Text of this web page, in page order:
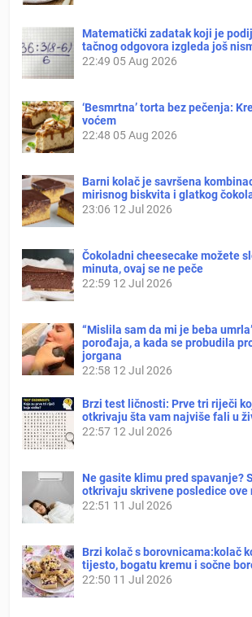
Matematički zadatak koji je
tačnog odgovora izgleda još
22:49 05 Aug 2026
‘Besmrtna’ torta bez pečenja:
voćem
22:48 05 Aug 2026
Barni kolač je savršena
mirisnog biskvita i glatkog
23:06 12 Jul 2026
Čokoladni cheesecake možete
minuta, ovaj se ne peče
22:59 12 Jul 2026
“Mislila sam da mi je beba
porođaja, a kada se probudila
jorgana
22:58 12 Jul 2026
Brzi test ličnosti: Prve tri riječi
otkrivaju šta vam najviše fali u
22:57 12 Jul 2026
Ne gasite klimu pred spavanje?
otkrivaju skrivene posledice ove
22:51 11 Jul 2026
Brzi kolač s borovnicama:kolač
tijesto, bogatu kremu i sočne
22:50 11 Jul 2026